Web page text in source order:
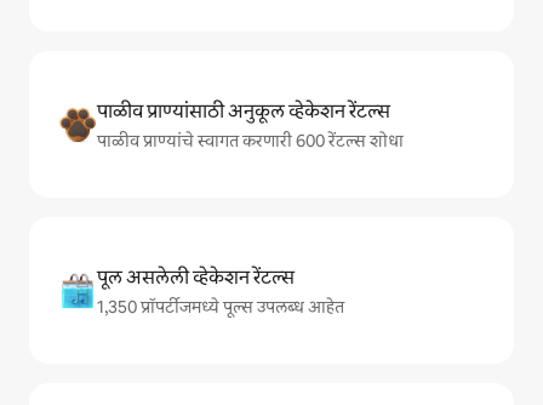
पाळीव प्राण्यांसाठी अनुकूल व्हेकेशन रेंटल्स
पाळीव प्राण्यांचे स्वागत करणारी 600 रेंटल्स शोधा
पूल असलेली व्हेकेशन रेंटल्स
1,350 प्रॉपर्टीजमध्ये पूल्स उपलब्ध आहेत